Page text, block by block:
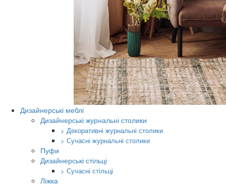
Дизайнерські меблі
Дизайнерські журнальні столики
> Декоративні журнальні столики
> Сучасні журнальні столики
Пуфи
Дизайнерські стільці
> Сучасні стільці
Ліжка